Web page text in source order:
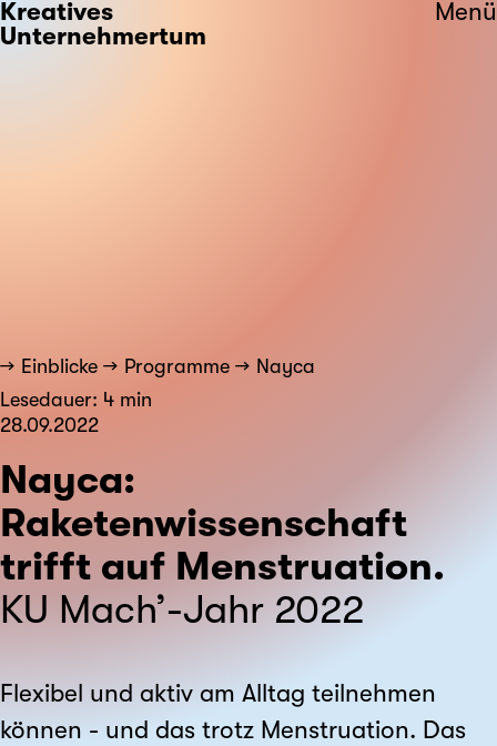
Kreatives
Unternehmertum
Menü
Einblicke Programme
Nayca
Lesedauer: 4 min
28.09.2022
Nayca:
Raketenwissenschaft
trifft auf Menstruation.
KU Mach’-Jahr 2022
Flexibel und aktiv am Alltag teilnehmen
können - und das trotz Menstruation. Das